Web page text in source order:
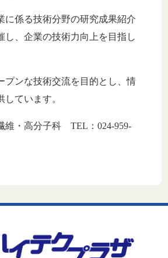
係る技術分野の研究成果紹介
し、企業の技術力向上を目指し
ンな技術交流を目的とし、情
ています。
・高分子科 TEL：024-959-